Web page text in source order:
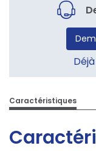
Caractéristiques